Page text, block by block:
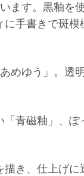
ます。黒釉を
手書きで斑
めゆう」。透
青磁釉」、
き、仕上げ